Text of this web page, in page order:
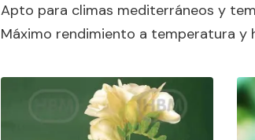
Apto para climas mediterráneos y
Máximo rendimiento a temperatura y